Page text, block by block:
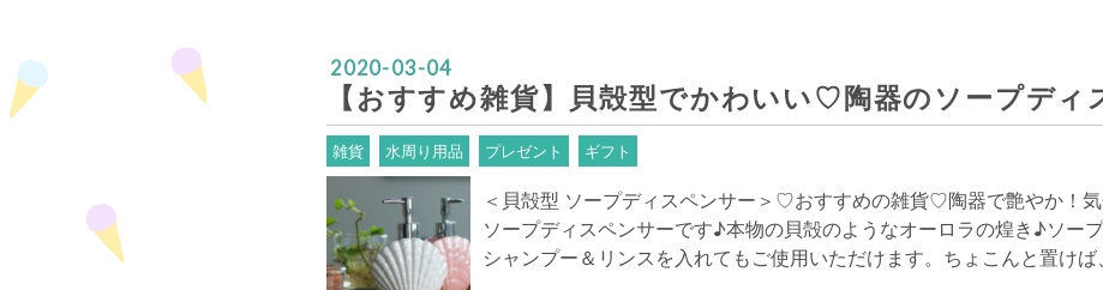
2020-03-04
【おすすめ雑貨】貝殻型でかわいい♡陶器のソープディ
雑貨 水周り用品 プレゼント ギフト
＜貝殻型 ソープディスペンサー＞♡おすすめの雑貨♡陶器で艶やか！
ソープディスペンサーです♪本物の貝殻のようなオーロラの煌き♪ソープ
シャンプー＆リンスを入れてもご使用いただけます。ちょこんと置け